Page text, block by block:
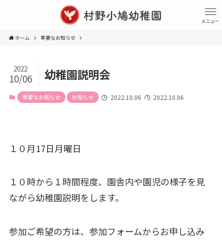
メニュー
ホーム 重要なお知らせ
幼稚園説明会
2022
10/06
重要なお知らせ お知らせ 2022.10.06 2022.10.06
１０月17日月曜日
１０時から１時間程度、園舎内や園児の様子を見
ながら幼稚園説明をします。
参加ご希望の方は、参加フォームからお申し込み